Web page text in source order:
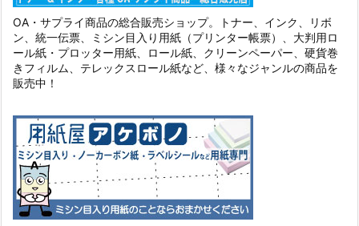
OA・サプライ商品の総合販売ショップ。トナー、インク、リボ
ン、統一伝票、ミシン目入り用紙（プリンター帳票）、大判用ロ
ール紙・プロッター用紙、ロール紙、クリーンペーパー、硬貨巻
きフィルム、テレックスロール紙など、様々なジャンルの商品を
販売中！